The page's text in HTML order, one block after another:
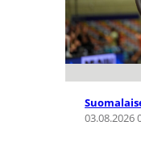
03.08.2026